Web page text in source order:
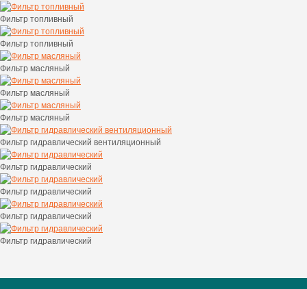
Фильтр топливный
Фильтр топливный
Фильтр масляный
Фильтр масляный
Фильтр масляный
Фильтр гидравлический вентиляционный
Фильтр гидравлический
Фильтр гидравлический
Фильтр гидравлический
Фильтр гидравлический